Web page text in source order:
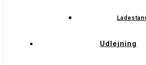
Udlejning